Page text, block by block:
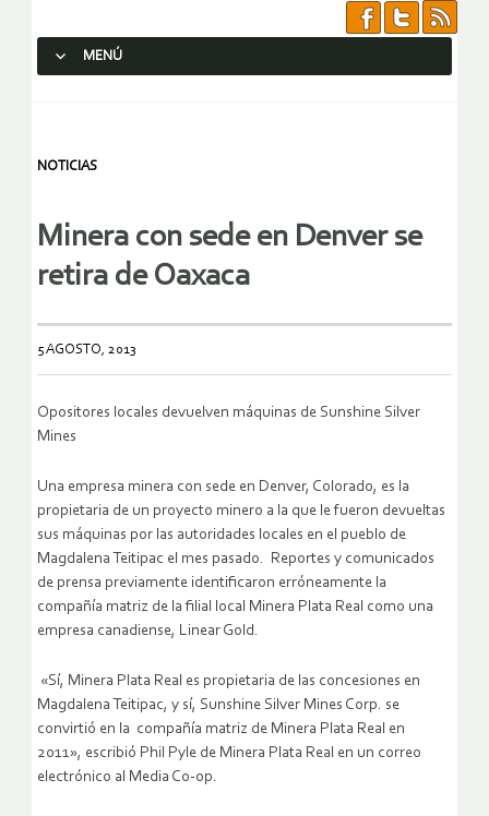
MENÚ
NOTICIAS
Minera con sede en Denver se
retira de Oaxaca
5 AGOSTO, 2013
Opositores locales devuelven máquinas de Sunshine Silver
Mines
Una empresa minera con sede en Denver, Colorado, es la
propietaria de un proyecto minero a la que le fueron devueltas
sus máquinas por las autoridades locales en el pueblo de
Magdalena Teitipac el mes pasado. Reportes y comunicados
de prensa previamente identificaron erróneamente la
compañía matriz de la filial local Minera Plata Real como una
empresa canadiense, Linear Gold.
«Sí, Minera Plata Real es propietaria de las concesiones en
Magdalena Teitipac, y sí, Sunshine Silver Mines Corp. se
convirtió en la compañía matriz de Minera Plata Real en
2011», escribió Phil Pyle de Minera Plata Real en un correo
electrónico al Media Co-op.